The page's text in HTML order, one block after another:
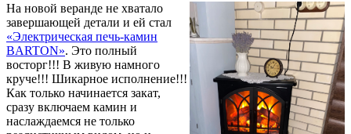
На новой веранде не хватало
завершающей детали и ей стал
«Электрическая печь-камин
BARTON». Это полный
восторг!!! В живую намного
круче!!! Шикарное исполнение!!!
Как только начинается закат,
сразу включаем камин и
наслаждаемся не только